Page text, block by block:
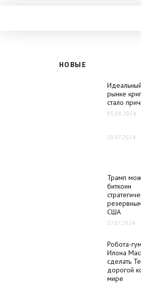
НОВЫЕ
рынке
стало
05.08.2024
30.07.2024
Трамп
биткоин
США
27.07.2024
Робота-
Илона
сделать
дорогой
мире